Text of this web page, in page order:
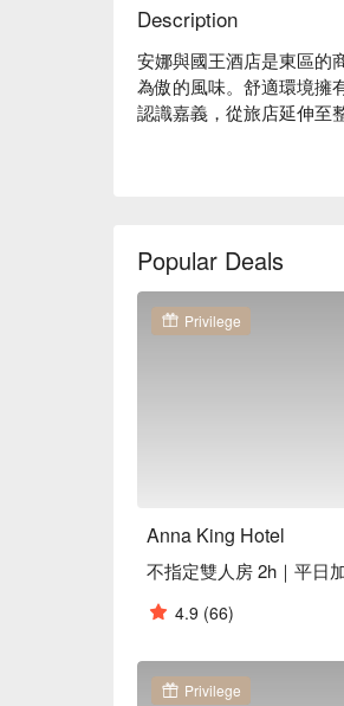
Description
安娜與國王酒店是東區的
為傲的風味。舒適環境擁
認識嘉義，從旅店延伸至
安娜與國王酒店推薦：
安娜與國王酒店優惠、安
Popular Deals
Privilege
Anna King Hotel
不指定雙人房 2h｜平日
4.9 (66)
Privilege